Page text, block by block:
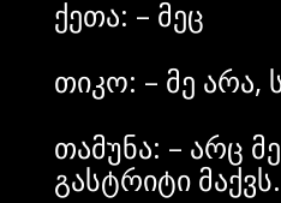
ქეთა: – მეც
თიკო: – მე არა,
თამუნა: – არც
გასტრიტი